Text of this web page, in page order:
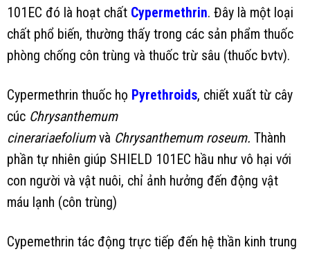
101EC đó là hoạt chất Cypermethrin. Đây là một loại
chất phổ biến, thường thấy trong các sản phẩm thuốc
phòng chống côn trùng và thuốc trừ sâu (thuốc bvtv).
Cypermethrin thuốc họ Pyrethroids, chiết xuất từ cây
cúc Chrysanthemum
cinerariaefoliumvà Chrysanthemum roseum. Thành
phần tự nhiên giúp SHIELD 101EC hầu như vô hại với
con người và vật nuôi, chỉ ảnh hưởng đến động vật
máu lạnh (côn trùng)
Cypemethrin tác động trực tiếp đến hệ thần kinh trung